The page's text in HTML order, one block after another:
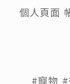
個人頁面
#寵物